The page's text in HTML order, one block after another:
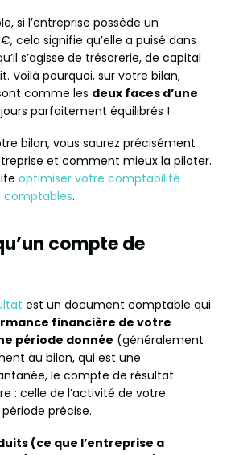
si l’entreprise possède un
cela signifie qu’elle a puisé dans
s’agisse de trésorerie, de capital
Voilà pourquoi, sur votre bilan,
comme les deux faces d’une
parfaitement équilibrés !
bilan, vous saurez précisément
et comment mieux la piloter.
optimiser votre comptabilité
comptables.
compte de
est un document comptable qui
financière de votre
période donnée (généralement
au bilan, qui est une
le compte de résultat
: celle de l’activité de votre
précise.
(ce que l’entreprise a